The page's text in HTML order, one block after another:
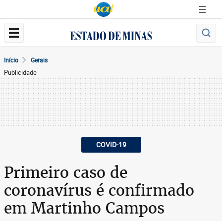
Início Gerais
Publicidade
COVID-19
Primeiro caso de
coronavírus é confirmado
em Martinho Campos